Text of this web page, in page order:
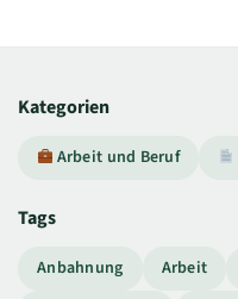
Kategorien
Arbeit und Beruf
Tags
Anbahnung Arbeit